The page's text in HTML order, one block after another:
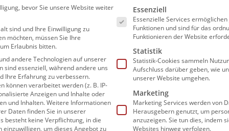
kündigen.
TEILEN AUF
bevor Sie unsere Website weiter
sind und Ihre Einwilligung zu
möchten, müssen Sie Ihre
Erlaubnis bitten.
andere Technologien auf unserer
sind essenziell, während andere uns
Ihre Erfahrung zu verbessern.
können verarbeitet werden (z. B. IP-
Anzeigen und Inhalte oder
und Inhalten.Weitere Informationen
Daten finden Sie in unserer
besteht keine Verpflichtung, in die
um dieses Angebot zu
Es folgt eine Liste der
Essenziell
Essenzielle Services
Funktionen und sind für das
Funktionieren der Website
Statistik
Statistik-Cookies sammeln
Aufschluss darüber geben, wie
unserer Website umgehen.
Marketing
Marketing Services werden von
Herausgebern genutzt, um
anzuzeigen. Sie tun dies, indem
Websites hinweg verfolgen.